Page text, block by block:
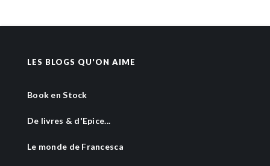
LES BLOGS QU'ON AIME
Book en Stock
De livres & d'Epice...
Le monde de Francesca